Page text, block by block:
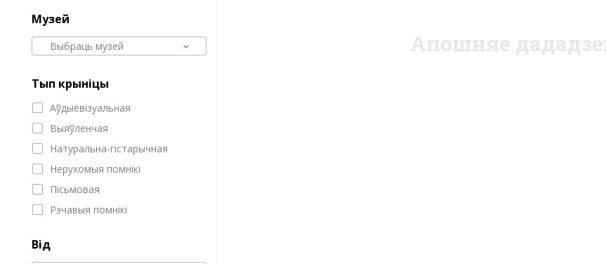
Музей
Выбраць музей
Тып крыніцы
Аўдыёвізуальная
Выяўленчая
Натуральна-гістарычная
Нерухомыя помнікі
Пісьмовая
Рэчавыя помнікі
Від